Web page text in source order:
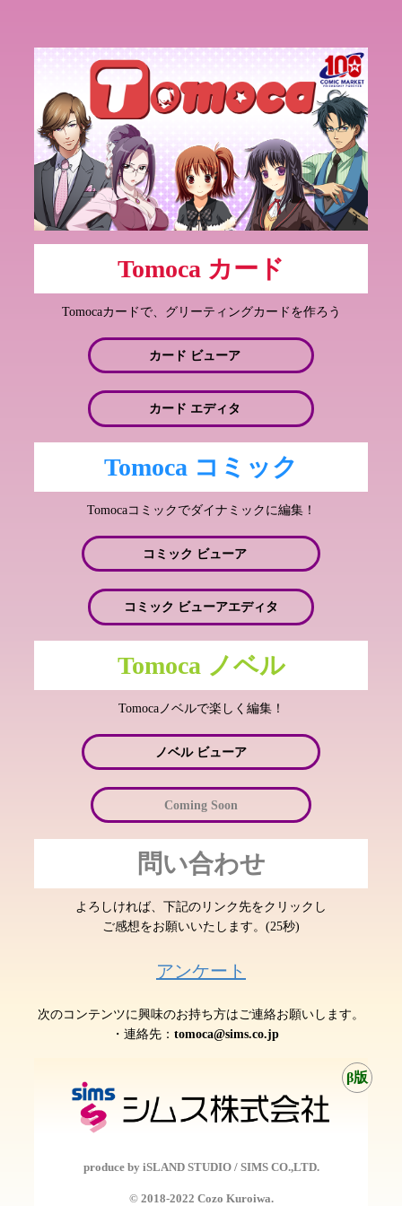
Tomoca カード
Tomocaカードで、グリーティングカードを作ろう
カード ビューア
カード エディタ
Tomoca コミック
Tomocaコミックでダイナミックに編集！
コミック ビューア
コミック ビューアエディタ
Tomoca ノベル
Tomocaノベルで楽しく編集！
ノベル ビューア
Coming Soon
問い合わせ
よろしければ、下記のリンク先をクリックし
ご感想をお願いいたします。(25秒)
アンケート
次のコンテンツに興味のお持ち方はご連絡お願いします。
・連絡先： tomoca@sims.co.jp
β版
produce by iSLAND STUDIO / SIMS CO.,LTD.
©️ 2018-2022 Cozo Kuroiwa.